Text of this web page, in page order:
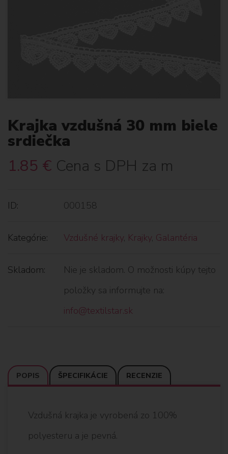
Krajka vzdušná 30 mm biele
srdiečka
1.85 € Cena s DPH za m
ID: 000158
Kategórie: Vzdušné krajky, Krajky, Galantéria
Skladom:
Nie je skladom. O možnosti kúpy tejto
položky sa informujte na:
info@textilstar.sk
POPIS ŠPECIFIKÁCIE RECENZIE
Vzdušná krajka je vyrobená zo 100%
polyesteru a je pevná.